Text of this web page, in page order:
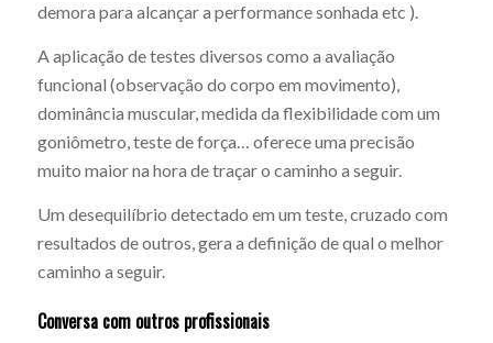
demora para alcançar a performance sonhada etc ).
A aplicação de testes diversos como a avaliação
funcional (observação do corpo em movimento),
dominância muscular, medida da flexibilidade com um
goniômetro, teste de força… oferece uma precisão
muito maior na hora de traçar o caminho a seguir.
Um desequilíbrio detectado em um teste, cruzado com
resultados de outros, gera a definição de qual o melhor
caminho a seguir.
Conversa com outros profissionais